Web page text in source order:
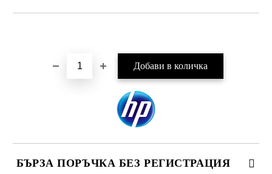
БЪРЗА ПОРЪЧКА БЕЗ РЕГИСТРАЦИЯ